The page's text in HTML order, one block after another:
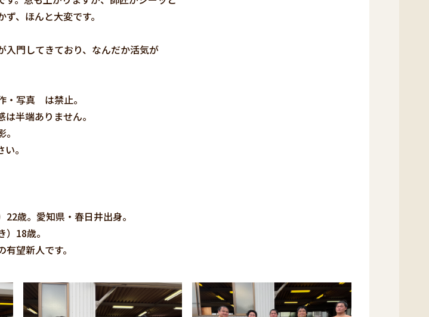
、ほんと大変です。
入門してきており、なんだか活気が
・写真 は禁止。
半端ありません。
。
歳。愛知県・春日井出身。
歳。
新人です。